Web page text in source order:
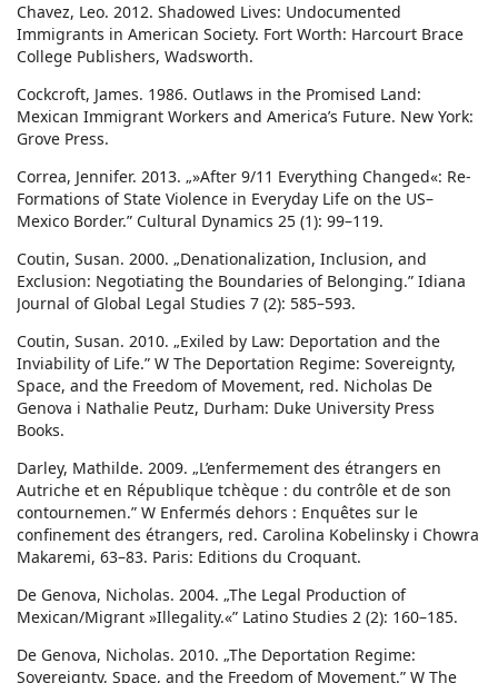
Chavez, Leo. 2012. Shadowed Lives: Undocumented
Immigrants in American Society. Fort Worth: Harcourt Brace
College Publishers, Wadsworth.
Cockcroft, James. 1986. Outlaws in the Promised Land:
Mexican Immigrant Workers and America’s Future. New York:
Grove Press.
Correa, Jennifer. 2013. „»After 9/11 Everything Changed«: Re-
Formations of State Violence in Everyday Life on the US–
Mexico Border.” Cultural Dynamics 25 (1): 99–119.
Coutin, Susan. 2000. „Denationalization, Inclusion, and
Exclusion: Negotiating the Boundaries of Belonging.” Idiana
Journal of Global Legal Studies 7 (2): 585–593.
Coutin, Susan. 2010. „Exiled by Law: Deportation and the
Inviability of Life.” W The Deportation Regime: Sovereignty,
Space, and the Freedom of Movement, red. Nicholas De
Genova i Nathalie Peutz, Durham: Duke University Press
Books.
Darley, Mathilde. 2009. „L’enfermement des étrangers en
Autriche et en République tchèque : du contrôle et de son
contournemen.” W Enfermés dehors : Enquêtes sur le
confinement des étrangers, red. Carolina Kobelinsky i Chowra
Makaremi, 63–83. Paris: Editions du Croquant.
De Genova, Nicholas. 2004. „The Legal Production of
Mexican/Migrant »Illegality.«” Latino Studies 2 (2): 160–185.
De Genova, Nicholas. 2010. „The Deportation Regime:
Sovereignty, Space, and the Freedom of Movement.” W The